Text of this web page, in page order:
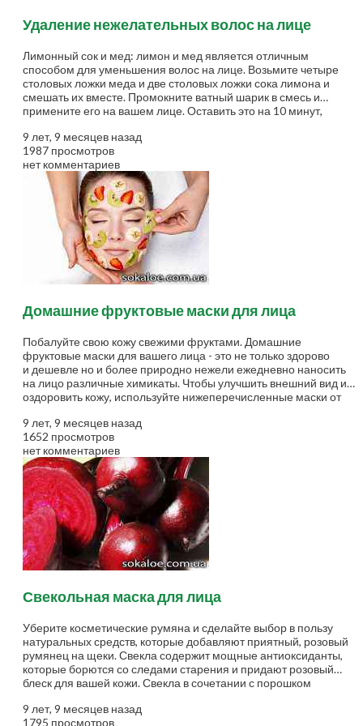
Удаление нежелательных волос на лице
Лимонный сок и мед: лимон и мед является отличным
способом для уменьшения волос на лице. Возьмите четыре
столовых ложки меда и две столовых ложки сока лимона и
смешать их вместе. Промокните ватный шарик в смесь и
примените его на вашем лице. Оставить это на 10 минут,
в неделю для достижения наилучших результатов. Овсяный
скраб: овсяные хлопья - отличный отшелушивающий агент, и
это отличный способ, чтобы очистить лицо от волос. Смешайте
половину столовой ложки овсяных хлопьев и восемь капель
лимонного капли. Хорошо перемешайте, а затем нанесите его
на лицо. Оставьте его в...
9 лет, 9 месяцев назад
1987 просмотров
нет комментариев
Домашние фруктовые маски для лица
Побалуйте свою кожу свежими фруктами. Домашние
фруктовые маски для вашего лица - это не только здорово
и дешевле но и более природно нежели ежедневно наносить
на лицо различные химикаты. Чтобы улучшить внешний вид и
оздоровить кожу, используйте нижеперечисленные маски от
являются экономически эффективными, а также приносят
видимую разницу вашей коже. Банан (для сухой кожи): это
средство отличная находка для дам с сухим типом кожи, он
успокоит сухость со всеми питательными свойствами.
Смешайте размятый банан с молоком, чтобы сформировать
густую пасту. Теперь добавьте несколько капель меда и
половину чайной ложки каолина порошка к нему. Держите
маску 20-30...
9 лет, 9 месяцев назад
1652 просмотров
нет комментариев
Свекольная маска для лица
Уберите косметические румяна и сделайте выбор в пользу
натуральных средств, которые добавляют приятный, розовый
румянец на щеки. Свекла содержит мощные антиоксиданты,
которые борются со следами старения и придают розовый
блеск для вашей кожи. Свекла в сочетании с порошком
нежной и эластичной. Эта глина контролирует избыточное
9 лет, 9 месяцев назад
1795 просмотров